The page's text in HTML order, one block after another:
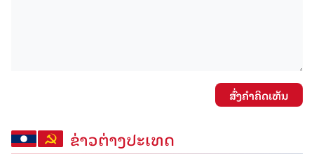
ສົ່ງຄໍາຄິດເຫັນ
ຂ່າວຕ່າງປະເທດ